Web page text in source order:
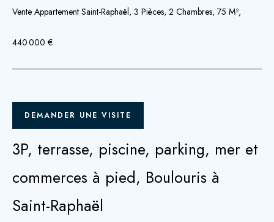
Vente Appartement Saint-Raphaël, 3 Pièces, 2 Chambres, 75 M²,
440 000 €
DEMANDER UNE VISITE
3P, terrasse, piscine, parking, mer et
commerces à pied, Boulouris à
Saint-Raphaël